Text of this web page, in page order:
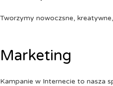
Tworzymy nowoczsne,
Marketing
Kampanie w Internecie to nasza